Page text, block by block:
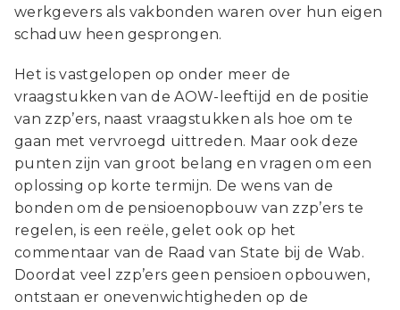
werkgevers als vakbonden waren over hun eigen
schaduw heen gesprongen.
Het is vastgelopen op onder meer de
vraagstukken van de AOW-leeftijd en de positie
van zzp’ers, naast vraagstukken als hoe om te
gaan met vervroegd uittreden. Maar ook deze
punten zijn van groot belang en vragen om een
oplossing op korte termijn. De wens van de
bonden om de pensioenopbouw van zzp’ers te
regelen, is een reële, gelet ook op het
commentaar van de Raad van State bij de Wab.
Doordat veel zzp’ers geen pensioen opbouwen,
ontstaan er onevenwichtigheden op de